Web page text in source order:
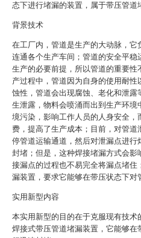
态下进行堵漏的装置，属于带压管道
背景技术
在工厂内，管道是生产的大动脉，它
连通各个生产车间；管道的安全平稳
生产的必要前提，所以管道的重要性
产过程中，管道因为自身的使用耐性
蚀性，管道会出现腐蚀、老化和泄露
生泄露，物料会喷涌而出到生产环境
境污染，影响工作人员的人身安全，
费，提高了生产成本；目前，对管道
停管道运输通道，然后对泄漏点进行
封堵；但是，这种焊接堵漏方式会影
接漏点的过程也不易完全将漏点堵住
漏装置，要求它能够在带压状态下对
实用新型内容
本实用新型的目的在于克服现有技术
焊接式带压管道堵漏装置，它能够在